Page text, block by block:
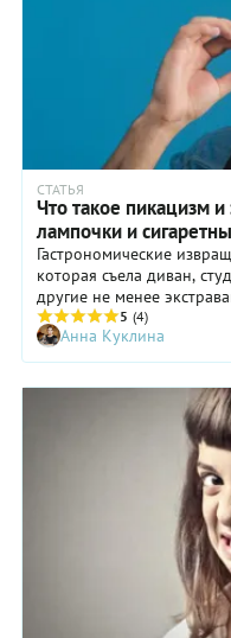
СТАТЬЯ
Что такое пикацизм
лампочки и
Гастрономические
которая съела диван,
другие не менее
нашем обзоре.
5 (4)
Анна Куклина